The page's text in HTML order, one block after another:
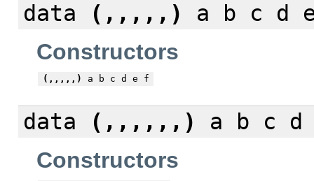
data (,,,,,)
a b c d
Constructors
(,,,,,) a b c d e f
data (,,,,,,)
a b c
Constructors